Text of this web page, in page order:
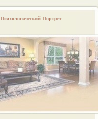
Психологический Портрет